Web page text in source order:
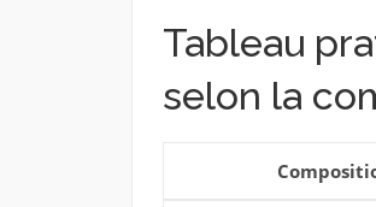
Tableau
selon la